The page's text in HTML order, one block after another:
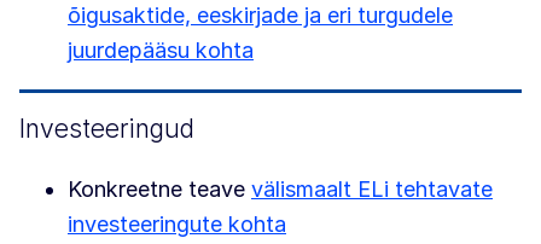
õigusaktide, eeskirjade ja eri turgudele
juurdepääsu kohta
Investeeringud
Konkreetne teave välismaalt ELi tehtavate
investeeringute kohta